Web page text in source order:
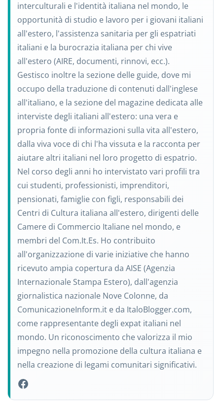
interculturali e l'identità italiana nel mondo, le
opportunità di studio e lavoro per i giovani italiani
all'estero, l'assistenza sanitaria per gli espatriati
italiani e la burocrazia italiana per chi vive
all'estero (AIRE, documenti, rinnovi, ecc.).
Gestisco inoltre la sezione delle guide, dove mi
occupo della traduzione di contenuti dall'inglese
all'italiano, e la sezione del magazine dedicata alle
interviste degli italiani all'estero: una vera e
propria fonte di informazioni sulla vita all'estero,
dalla viva voce di chi l'ha vissuta e la racconta per
aiutare altri italiani nel loro progetto di espatrio.
Nel corso degli anni ho intervistato vari profili tra
cui studenti, professionisti, imprenditori,
pensionati, famiglie con figli, responsabili dei
Centri di Cultura italiana all'estero, dirigenti delle
Camere di Commercio Italiane nel mondo, e
membri del Com.It.Es. Ho contribuito
all'organizzazione di varie iniziative che hanno
ricevuto ampia copertura da AISE (Agenzia
Internazionale Stampa Estero), dall'agenzia
giornalistica nazionale Nove Colonne, da
ComunicazioneInform.it e da ItaloBlogger.com,
come rappresentante degli expat italiani nel
mondo. Un riconoscimento che valorizza il mio
impegno nella promozione della cultura italiana e
nella creazione di legami comunitari significativi.